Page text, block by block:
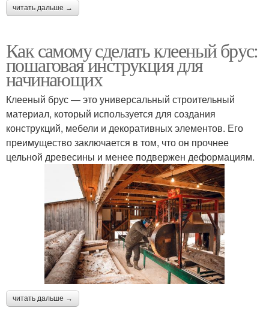
читать дальше →
Как самому сделать клееный брус:
пошаговая инструкция для
начинающих
Клееный брус — это универсальный строительный
материал, который используется для создания
конструкций, мебели и декоративных элементов. Его
преимущество заключается в том, что он прочнее
цельной древесины и менее подвержен деформациям.
читать дальше →